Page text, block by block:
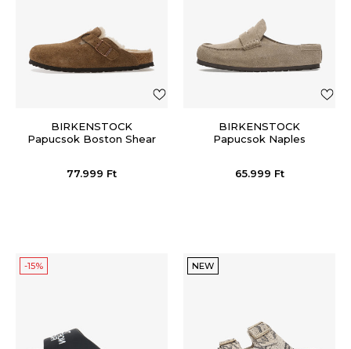
BIRKENSTOCK
Papucsok Boston Shear
77.999 Ft
BIRKENSTOCK
Papucsok Naples
65.999 Ft
-15% NEW